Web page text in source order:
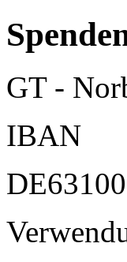
GT -
IBAN